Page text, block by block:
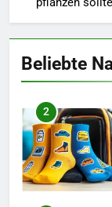
Beliebte
1
2